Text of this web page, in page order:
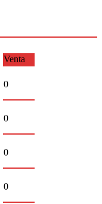
Venta
0
0
0
0